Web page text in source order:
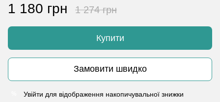
1 180 грн 1 274 грн
Купити
Замовити швидко
Увійти для відображення накопичувальної знижки